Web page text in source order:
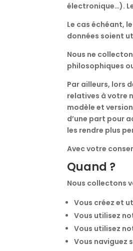
électronique…).
Le cas échéant,
données soient
Nous ne
philosophiques
Par ailleurs, lors
relatives à votre
modèle et
d’une part pour
les rendre plus
Avec votre
Quand ?
Nous collectons
Vous créez et
Vous utilisez
Vous utilisez
Vous naviguez